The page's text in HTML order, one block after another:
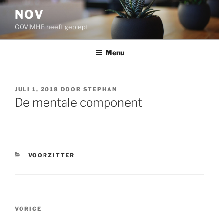
Ga
inhoud
NOV
GOV|MHB heeft gepiept
Menu
GEPLAATST
OP
JULI 1, 2018 DOOR STEPHAN
De mentale component
CATEGORIEËN
VOORZITTER
Bericht
Vorig
VORIGE